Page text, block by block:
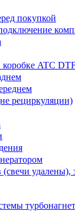
покупкой
коробке ATC
рециркуляции)
удалены),